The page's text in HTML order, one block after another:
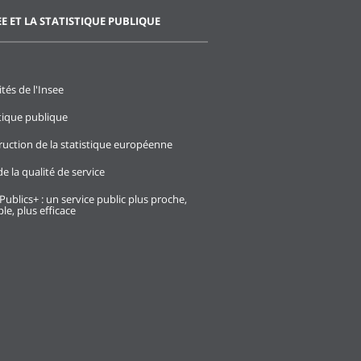
ET LA STATISTIQUE PUBLIQUE
de l'Insee
publique
de la statistique européenne
la qualité de service
: un service public plus proche,
plus efficace